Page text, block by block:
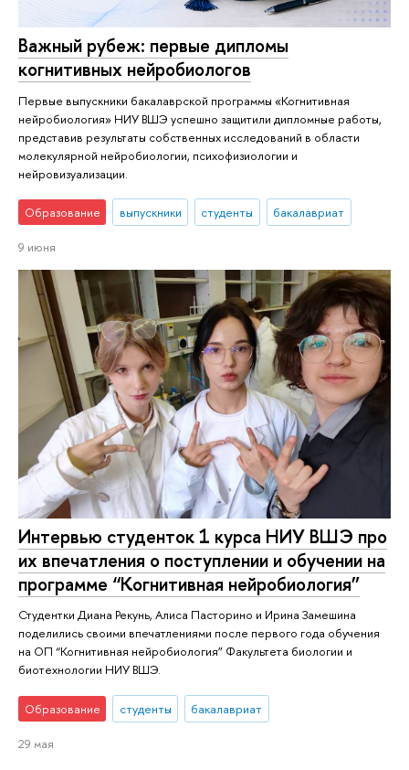
Важный рубеж: первые дипломы
когнитивных нейробиологов
Первые выпускники бакалаврской программы «Когнитивная
нейробиология» НИУ ВШЭ успешно защитили дипломные работы,
представив результаты собственных исследований в области
молекулярной нейробиологии, психофизиологии и
нейровизуализации.
Образование выпускники студенты бакалавриат
9 июня
Интервью студенток 1 курса НИУ ВШЭ про
их впечатления о поступлении и обучении на
программе “Когнитивная нейробиология”
Студентки Диана Рекунь, Алиса Пасторино и Ирина Замешина
поделились своими впечатлениями после первого года обучения
на ОП “Когнитивная нейробиология” Факультета биологии и
биотехнологии НИУ ВШЭ.
Образование студенты бакалавриат
29 мая